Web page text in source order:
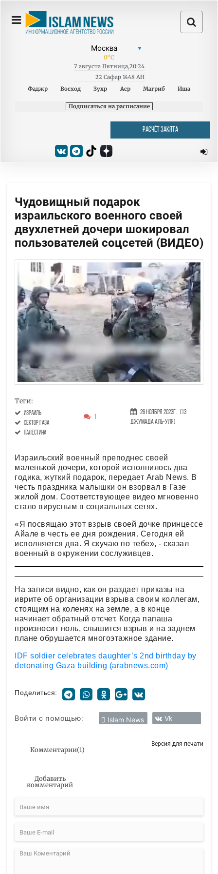
0°C
7 августа Пятница,20:24
22 Сафар 1448 AH
Фаджр
Восход Зухр Аср Магриб Иша
Подписаться на расписание
РАСЧЁТ ЗАКЯТА
Чудовищный подарок
израильского военного своей
двухлетней дочери шокировал
пользователей соцсетей (ВИДЕО)
Теги:
Израиль
сектор газа
Палестина
1
26 Ноября 2023г. (13
Джумада аль-уля)
Израильский военный преподнес своей
маленькой дочери, которой исполнилось два
годика, жуткий подарок, передает Arab News. В
честь праздника малышки он взорвал в Газе
жилой дом. Соответствующее видео мгновенно
стало вирусным в социальных сетях.
«Я посвящаю этот взрыв своей дочке принцессе
Айале в честь ее дня рождения. Сегодня ей
исполняется два. Я скучаю по тебе», - сказал
военный в окружении сослуживцев.
На записи видно, как он раздает приказы на
иврите об организации взрыва своим коллегам,
стоящим на коленях на земле, а в конце
начинает обратный отсчет. Когда папаша
произносит ноль, слышится взрыв и на заднем
плане обрушается многоэтажное здание.
IDF soldier celebrates daughter’s 2nd birthday by
detonating Gaza building (arabnews.com)
Поделиться:
Войти с помощью: Islam News Vk
Комментарии(1)
Версия для печати
Добавить
комментарий